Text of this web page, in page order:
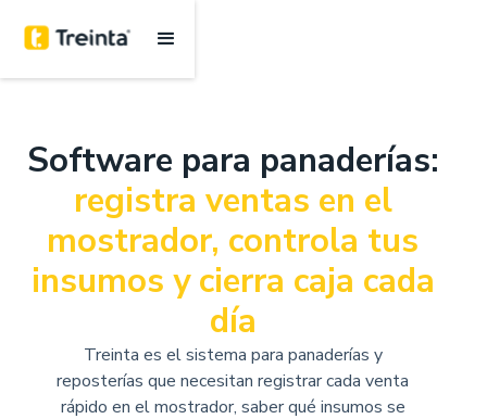
Software para panaderías:
registra ventas en el
mostrador, controla tus
insumos y cierra caja cada
día
Treinta es el sistema para panaderías y
reposterías que necesitan registrar cada venta
rápido en el mostrador, saber qué insumos se